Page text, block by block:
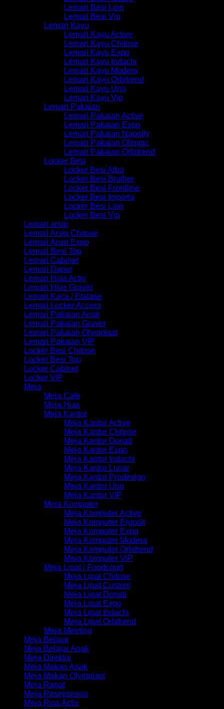
Lemari Besi Lion
Lemari Besi Vip
Lemari Kayu
Lemari Kayu Active
Lemari Kayu Chitose
Lemari Kayu Expo
Lemari Kayu Indachi
Lemari Kayu Modera
Lemari Kayu Orbitrend
Lemari Kayu Uno
Lemari Kayu Vip
Lemari Pakaian
Lemari Pakaian Active
Lemari Pakaian Expo
Lemari Pakaian Napolly
Lemari Pakaian Olimpic
Lemari Pakaian Orbitrend
Locker Besi
Locker Besi Alba
Locker Besi Brother
Locker Besi Frontline
Locker Besi Importa
Locker Besi Lion
Locker Besi Vip
Lemari arsip
Lemari Arsip Chitose
Lemari Arsip Expo
Lemari Besi Top
Lemari Cabinet
Lemari Dapur
Lemari Hias Activ
Lemari Hias Graver
Lemari Kaca / Etalase
Lemari Locker Accero
Lemari Pakaian Anak
Lemari Pakaian Graver
Lemari Pakaian Olymplast
Lemari Pakaian VIP
Locker Besi Chitose
Locker Besi Top
Locker Cabinet
Locker VIP
Meja
Meja Cafe
Meja Hias
Meja Kantor
Meja Kantor Active
Meja Kantor Chitose
Meja Kantor Donati
Meja Kantor Expo
Meja Kantor Indachi
Meja Kantor Lunar
Meja Kantor Prodesign
Meja Kantor Uno
Meja Kantor VIP
Meja Komputer
Meja Komputer Active
Meja Komputer Ergosit
Meja Komputer Expo
Meja Komputer Modera
Meja Komputer Orbitrend
Meja Komputer VIP
Meja Lipat / Foodcourt
Meja Lipat Chitose
Meja Lipat Custom
Meja Lipat Donati
Meja Lipat Expo
Meja Lipat Indachi
Meja Lipat Orbitrend
Meja Meeting
Meja Belajar
Meja Belajar Anak
Meja Direktur
Meja Makan Anak
Meja Makan Olymplast
Meja Rapat
Meja Resepsionis
Meja Rias Activ